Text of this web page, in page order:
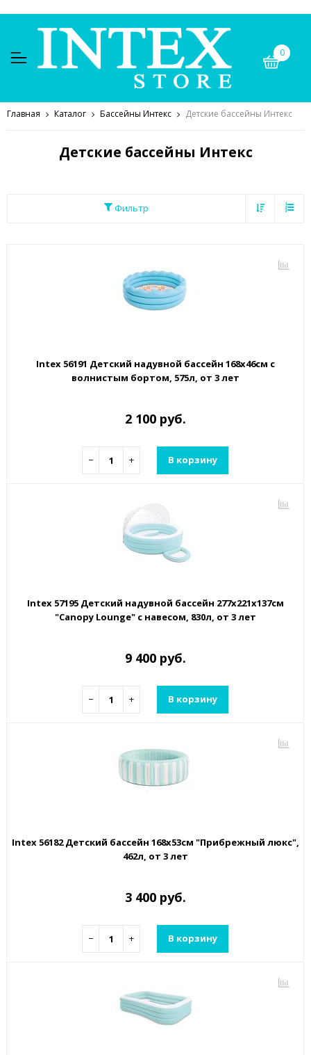
0
Главная Каталог Бассейны Интекс Детские бассейны Интекс
Детские бассейны Интекс
Фильтр
Intex 56191 Детский надувной бассейн 168х46см с
волнистым бортом, 575л, от 3 лет
2 100 руб.
− + В корзину
Intex 57195 Детский надувной бассейн 277х221х137см
"Canopy Lounge" с навесом, 830л, от 3 лет
9 400 руб.
− + В корзину
Intex 56182 Детский бассейн 168х53см "Прибрежный люкс",
462л, от 3 лет
3 400 руб.
− + В корзину